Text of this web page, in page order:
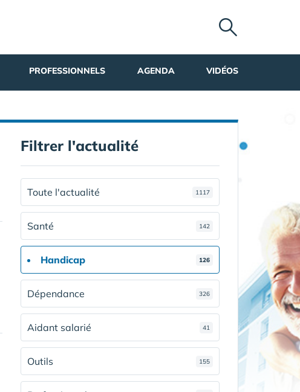
PROFESSIONNELS AGENDA VIDÉOS
Filtrer l'actualité
Toute l'actualité 1117
Santé 142
Handicap 126
Dépendance 326
Aidant salarié 41
Outils 155